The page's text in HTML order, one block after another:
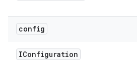
config
IConfiguration